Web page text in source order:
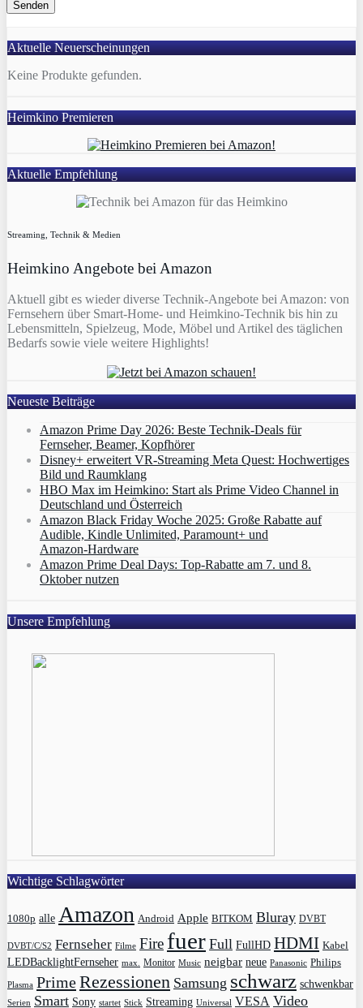
Aktuelle Neuerscheinungen
Keine Produkte gefunden.
Heimkino Premieren
Aktuelle Empfehlung
Streaming, Technik & Medien
Heimkino Angebote bei Amazon
Aktuell gibt es wieder diverse Technik-Angebote bei Amazon: von
Fernsehern über Smart-Home- und Heimkino-Technik bis hin zu
Lebensmitteln, Spielzeug, Mode, Möbel und Artikel des täglichen
Bedarfs sowie viele weitere Highlights!
Neueste Beiträge
Amazon Prime Day 2026: Beste Technik-Deals für
Fernseher, Beamer, Kopfhörer
Disney+ erweitert VR‑Streaming Meta Quest: Hochwertiges
Bild und Raumklang
HBO Max im Heimkino: Start als Prime Video Channel in
Deutschland und Österreich
Amazon Black Friday Woche 2025: Große Rabatte auf
Audible, Kindle Unlimited, Paramount+ und
Amazon‑Hardware
Amazon Prime Deal Days: Top-Rabatte am 7. und 8.
Oktober nutzen
Unsere Empfehlung
Wichtige Schlagwörter
1080p alle Amazon Android Apple BITKOM Bluray DVBT
DVBT/C/S2 Fernseher Filme Fire fuer Full FullHD HDMI Kabel
LEDBacklightFernseher max. Monitor Music neigbar neue Panasonic Philips
Plasma PrimeRezessionen Samsung schwarz schwenkbar
Serien Smart Sony startet Stick Streaming Universal VESA Video